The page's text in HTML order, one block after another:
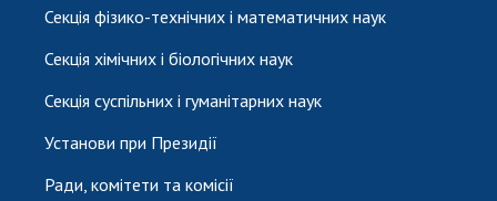
Секція фізико-технічних і математичних наук
Секція хімічних і біологічних наук
Секція суспільних і гуманітарних наук
Установи при Президії
Ради, комітети та комісії